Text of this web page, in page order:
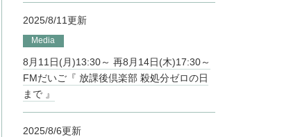
2025/8/11更新
Media
8月11日(月)13:30～ 再8月14日(木)17:30～
FMだいご『 放課後倶楽部 殺処分ゼロの日
まで 』
2025/8/6更新